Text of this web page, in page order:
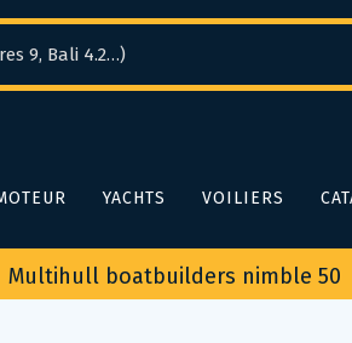
YACHTS VOILIERS
Multihull boatbuilders nimble 50